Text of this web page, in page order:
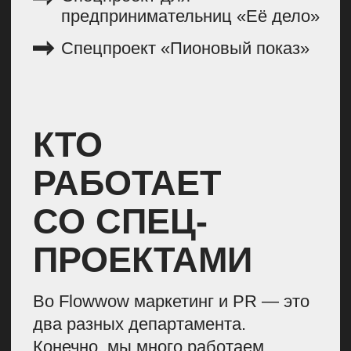
комбинироваться и меняться
задача, которую может решить
именно крутая, нестандартная идея.
Метрики PR-департамента в большей
степени заточены на работу